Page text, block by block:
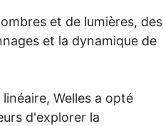
et de lumières, des
et la dynamique de
Welles a opté
d'explorer la